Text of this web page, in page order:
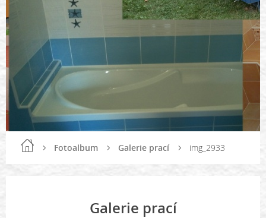
Fotoalbum Galerie prací img_2933
Galerie prací